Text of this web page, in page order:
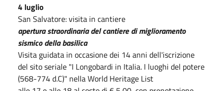
4 luglio
San Salvatore: visita in cantiere
apertura straordinaria del cantiere di miglioramento
sismico della basilica
Visita guidata in occasione dei 14 anni dell'iscrizione
del sito seriale "I Longobardi in Italia. I luoghi del potere
(568-774 d.C)" nella World Heritage List